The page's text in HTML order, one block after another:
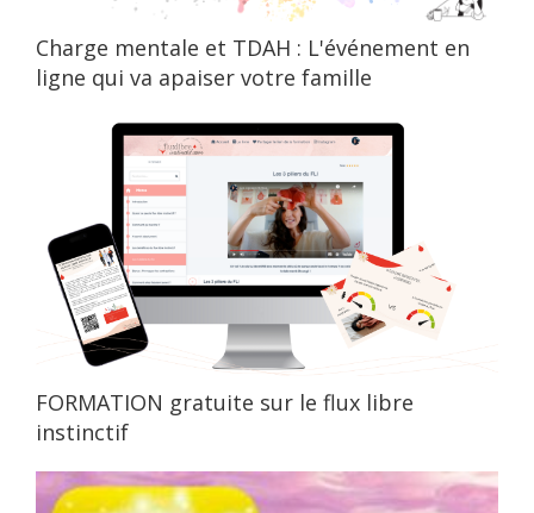
Charge mentale et TDAH : L'événement en
ligne qui va apaiser votre famille
FORMATION gratuite sur le flux libre
instinctif